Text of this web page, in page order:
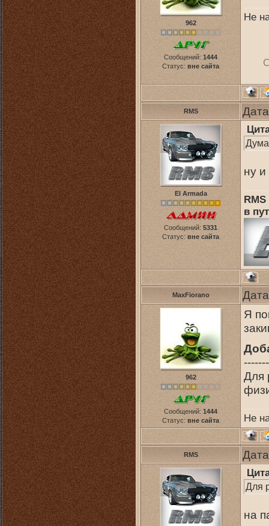
962
Сообщений: 1444
Статус: вне сайта
Не
RMS
El Armada
Сообщений: 5331
Статус: вне сайта
ну и
в
MaxFiorano
962
Сообщений: 1444
Статус: вне сайта
Я
Для
Не
RMS
Для
на